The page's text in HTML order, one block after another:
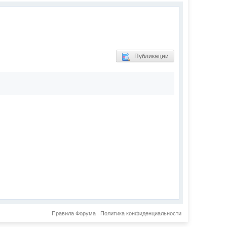
Публикации
Политика конфиденциальности
Правила Форума·